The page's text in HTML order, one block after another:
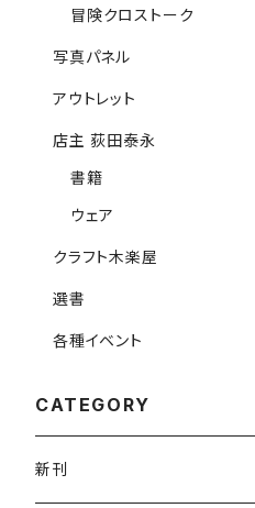
冒険クロストーク
写真パネル
アウトレット
店主 荻田泰永
書籍
ウェア
クラフト木楽屋
選書
各種イベント
CATEGORY
新刊